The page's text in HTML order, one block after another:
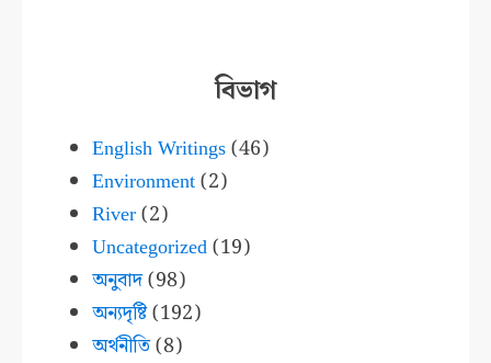
বিভাগ
English Writings(46)
Environment(2)
River(2)
Uncategorized(19)
অনুবাদ(98)
অন্যদৃষ্টি(192)
অর্থনীতি(8)